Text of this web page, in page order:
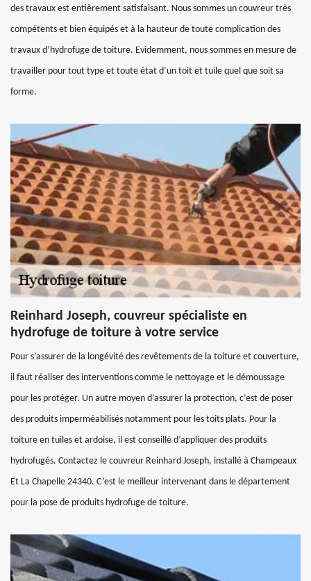
des travaux est entièrement satisfaisant. Nous sommes un couvreur très
compétents et bien équipés et à la hauteur de toute complication des
travaux d’hydrofuge de toiture. Evidemment, nous sommes en mesure de
travailler pour tout type et toute état d’un toit et tuile quel que soit sa
forme.
Reinhard Joseph, couvreur spécialiste en
hydrofuge de toiture à votre service
Pour s’assurer de la longévité des revêtements de la toiture et couverture,
il faut réaliser des interventions comme le nettoyage et le démoussage
pour les protéger. Un autre moyen d’assurer la protection, c’est de poser
des produits imperméabilisés notamment pour les toits plats. Pour la
toiture en tuiles et ardoise, il est conseillé d’appliquer des produits
hydrofugés. Contactez le couvreur Reinhard Joseph, installé à Champeaux
Et La Chapelle 24340. C’est le meilleur intervenant dans le département
pour la pose de produits hydrofuge de toiture.